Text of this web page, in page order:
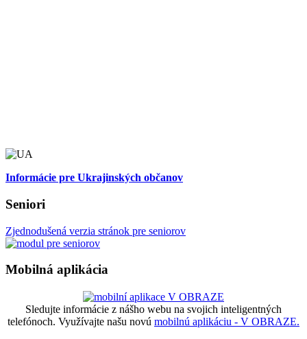
Informácie pre Ukrajinských občanov
Seniori
Zjednodušená verzia stránok pre seniorov
Mobilná aplikácia
Sledujte informácie z nášho webu na svojich inteligentných
telefónoch. Využívajte našu novú mobilnú aplikáciu - V OBRAZE.